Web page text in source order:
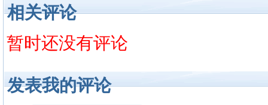
相关评论
暂时还没有评论
发表我的评论